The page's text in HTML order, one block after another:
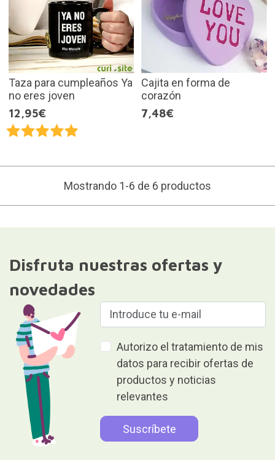
Taza para cumpleaños Ya
no eres joven
12,95€
Cajita en forma de
corazón
7,48€
Mostrando 1-6 de 6 productos
Disfruta nuestras ofertas y
novedades
Autorizo el tratamiento de mis
datos para recibir ofertas de
productos y noticias
relevantes